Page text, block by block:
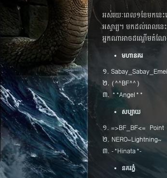
អស់​រយៈ​ពេល​១​ខែ​មក​នេះ​យ
អស្ចារ្យ​។​ មក​ដល់​ពេល​នេ
អ្នក​ណា​អាច​ដណ្តើម​តំណ
មហានគរ
១.
២. (^^BF^^)
៣.
សប្បាយ
១. =>BF_BF<=
២.
៣. -
នគរភ្នំ